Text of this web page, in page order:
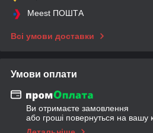
Meest ПОШТА
Всі умови доставки
Умови оплати
Ви отримаєте замовлення
або гроші повернуться на вашу